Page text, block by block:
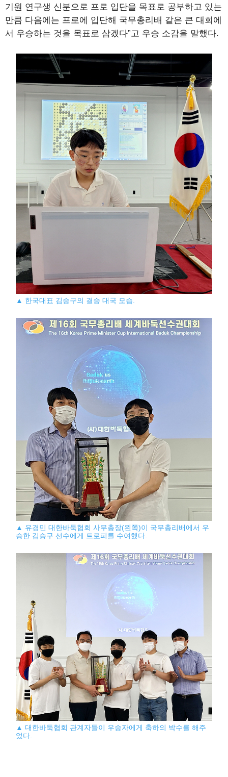
기원 연구생 신분으로 프로 입단을 목표로 공부하고 있는
만큼 다음에는 프로에 입단해 국무총리배 같은 큰 대회에
서 우승하는 것을 목표로 삼겠다”고 우승 소감을 말했다.
▲ 한국대표 김승구의 결승 대국 모습.
▲ 유경민 대한바둑협회 사무총장(왼쪽)이 국무총리배에서 우
승한 김승구 선수에게 트로피를 수여했다.
▲ 대한바둑협회 관계자들이 우승자에게 축하의 박수를 해주
었다.